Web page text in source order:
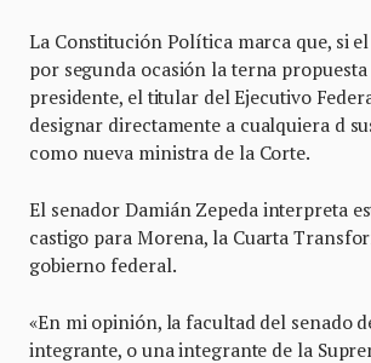
La Constitución Política marca que, si
por segunda ocasión la terna
presidente, el titular del Ejecutivo
designar directamente a cualquiera d
como nueva ministra de la Corte.
El senador Damián Zepeda interpreta
castigo para Morena, la Cuarta
gobierno federal.
«En mi opinión, la facultad del senado
integrante, o una integrante de la